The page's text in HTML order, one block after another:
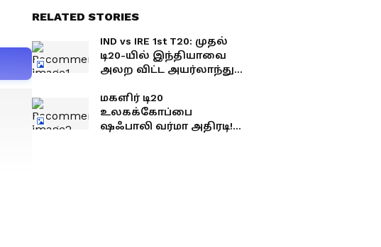
RELATED STORIES
IND vs IRE 1st T20: முதல்
டி20-யில் இந்தியாவை
அலற விட்ட அயர்லாந்து..
சாதனை!
மகளிர் டி20
உலகக்கோப்பை
ஷஃபாலி வர்மா அதிரடி!